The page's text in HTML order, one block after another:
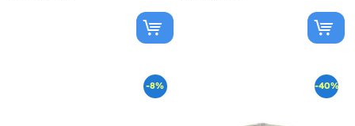
-8% -40%